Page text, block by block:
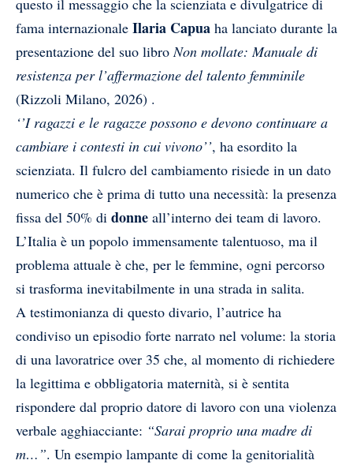
fama internazionale Ilaria Capua ha lanciato durante la
presentazione del suo libro Non mollate: Manuale di
resistenza per l’affermazione del talento femminile
(Rizzoli Milano, 2026) .
‘’I ragazzi e le ragazze possono e devono continuare a
cambiare i contesti in cui vivono’’, ha esordito la
scienziata. Il fulcro del cambiamento risiede in un dato
numerico che è prima di tutto una necessità: la presenza
fissa del 50% di donne all’interno dei team di lavoro.
L’Italia è un popolo immensamente talentuoso, ma il
problema attuale è che, per le femmine, ogni percorso
si trasforma inevitabilmente in una strada in salita.
A testimonianza di questo divario, l’autrice ha
condiviso un episodio forte narrato nel volume: la storia
di una lavoratrice over 35 che, al momento di richiedere
la legittima e obbligatoria maternità, si è sentita
rispondere dal proprio datore di lavoro con una violenza
verbale agghiacciante: “Sarai proprio una madre di
m…”. Un esempio lampante di come la genitorialità